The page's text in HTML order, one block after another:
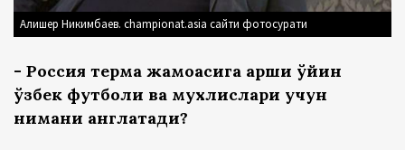
Алишер Никимбаев. championat.asia сайти фотосурати
- Россия терма жамоасига қарши ўйин
ўзбек футболи ва мухлислари учун
нимани англатади?